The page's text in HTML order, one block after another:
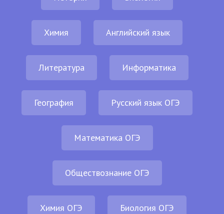
Химия Английский язык
Литература Информатика
География Русский язык ОГЭ
Математика ОГЭ
Обществознание ОГЭ
Химия ОГЭ Биология ОГЭ